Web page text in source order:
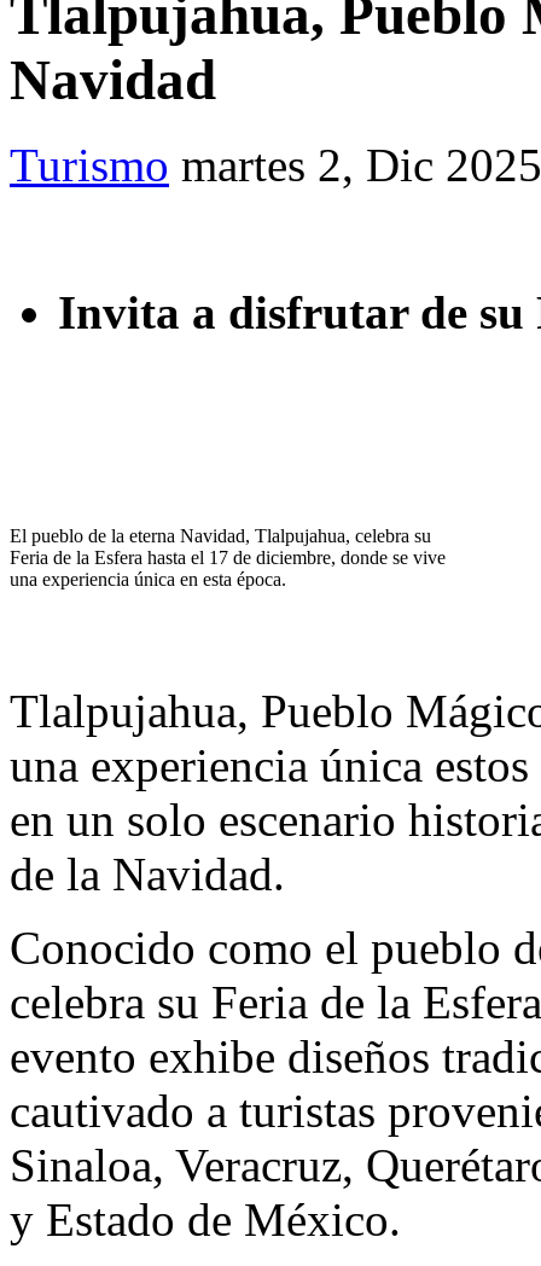
Tlalpujahua, Pueblo
Navidad
Turismo martes 2, Dic 2025
Invita a disfrutar de su
El pueblo de la eterna Navidad, Tlalpujahua, celebra su
Feria de la Esfera hasta el 17 de diciembre, donde se vive
una experiencia única en esta época.
Tlalpujahua, Pueblo
una experiencia única
en un solo escenario
de la Navidad.
Conocido como el pueblo
celebra su Feria de la
evento exhibe diseños
cautivado a turistas
Sinaloa, Veracruz,
y Estado de México.